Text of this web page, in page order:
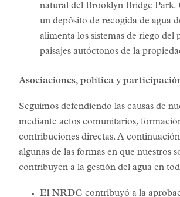
natural del Brooklyn Bridge Park.
un depósito de recogida de agua
alimenta los sistemas de riego del
paisajes autóctonos de la
Asociaciones, política y
Seguimos defendiendo las causas de
mediante actos comunitarios,
contribuciones directas. A
algunas de las formas en que nuestros
contribuyen a la gestión del agua en
El NRDC contribuyó a la